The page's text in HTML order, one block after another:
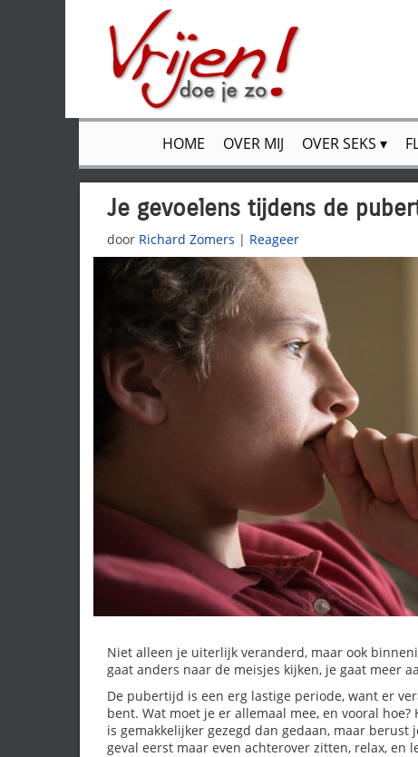
HOME OVER MIJ OVER SEKS
Je gevoelens tijdens de
door Richard Zomers | Reageer
Niet alleen je uiterlijk veranderd, maar ook
gaat anders naar de meisjes kijken, je gaat meer
De pubertijd is een erg lastige periode, want er
bent. Wat moet je er allemaal mee, en vooral
is gemakkelijker gezegd dan gedaan, maar
geval eerst maar even achterover zitten, relax, en